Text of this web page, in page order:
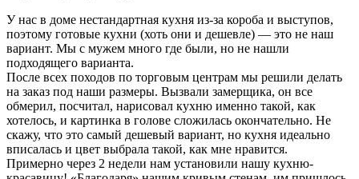
У нас в доме нестандартная кухня из-за короба и выступов,
поэтому готовые кухни (хоть они и дешевле) — это не наш
вариант. Мы с мужем много где были, но не нашли
подходящего варианта.
После всех походов по торговым центрам мы решили делать
на заказ под наши размеры. Вызвали замерщика, он все
обмерил, посчитал, нарисовал кухню именно такой, как
хотелось, и картинка в голове сложилась окончательно. Не
скажу, что это самый дешевый вариант, но кухня идеально
вписалась и цвет выбрала такой, как мне нравится.
Примерно через 2 недели нам установили нашу кухню-